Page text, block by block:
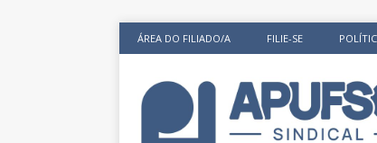
ÁREA DO FILIADO/A FILIE-SE